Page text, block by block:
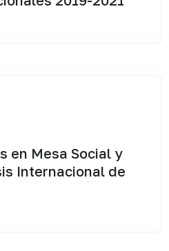
en Mesa Social y
Internacional de